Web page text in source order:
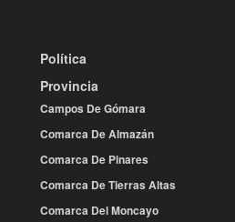
Política
Provincia
Campos De Gómara
Comarca De Almazán
Comarca De Pinares
Comarca De Tierras Altas
Comarca Del Moncayo